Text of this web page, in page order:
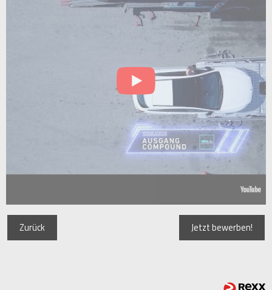
Zurück Jetzt bewerben!